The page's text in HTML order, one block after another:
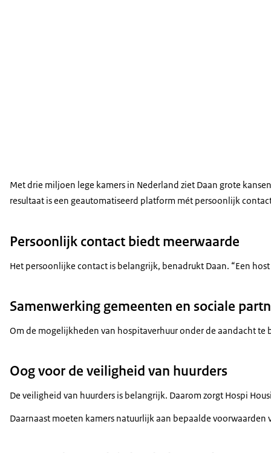
Met drie miljoen lege kamers in Nederland ziet Daan grote
resultaat is een geautomatiseerd platform mét persoonlijk
Persoonlijk contact biedt meerwaarde
Het persoonlijke contact is belangrijk, benadrukt Daan. “Een
Samenwerking gemeenten en sociale
Om de mogelijkheden van hospitaverhuur onder de aandacht te
Oog voor de veiligheid van huurders
De veiligheid van huurders is belangrijk. Daarom zorgt Hospi
Daarnaast moeten kamers natuurlijk aan bepaalde